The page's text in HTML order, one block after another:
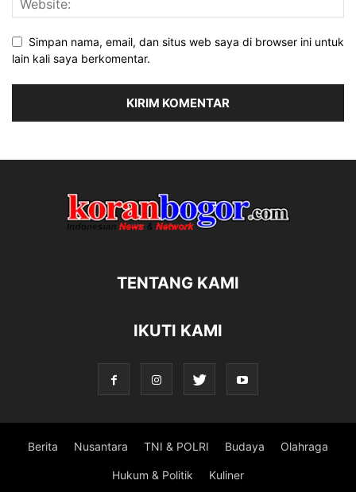
Simpan nama, email, dan situs web saya di browser ini untuk
lain kali saya berkomentar.
TENTANG KAMI
IKUTI KAMI
Berita Nusantara TNI & POLRI Budaya Olahraga
Hukum & Politik Kuliner